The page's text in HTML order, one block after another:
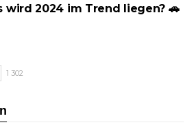
wird 2024 im Trend liegen? 🚗
1 302